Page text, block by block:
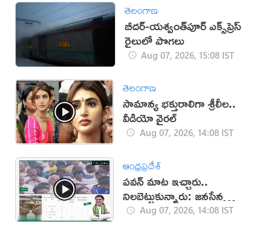
తెలంగాణ
బీదర్-యశ్వంత్‌పూర్ ఎక్స్‌ప్రెస్
రైలులో పొగలు
Aug 07, 2026, 15:08 IST
తెలంగాణ
సామాన్య భక్తురాలిగా శ్రీలీల..
వీడియో వైరల్
Aug 07, 2026, 14:08 IST
ఆంధ్రప్రదేశ్
పవన్ మాట ఇచ్చారు..
నిలబెట్టుకున్నారు: జనసేన
(వీడియో)
Aug 07, 2026, 14:08 IST